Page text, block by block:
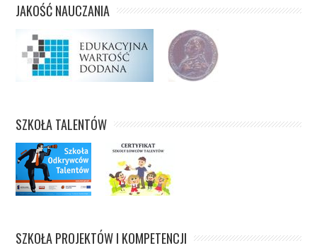
JAKOŚĆ NAUCZANIA
SZKOŁA TALENTÓW
SZKOŁA PROJEKTÓW I KOMPETENCJI